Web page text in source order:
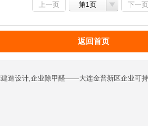
上一页 第1页 下一页
返回首页
造设计,企业除甲醛——大连金普新区企业可